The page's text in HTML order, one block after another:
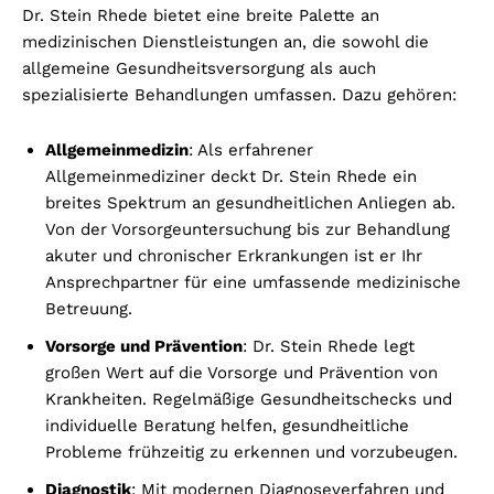
Dr. Stein Rhede bietet eine breite Palette an
medizinischen Dienstleistungen an, die sowohl die
allgemeine Gesundheitsversorgung als auch
spezialisierte Behandlungen umfassen. Dazu gehören:
Allgemeinmedizin: Als erfahrener
Allgemeinmediziner deckt Dr. Stein Rhede ein
breites Spektrum an gesundheitlichen Anliegen ab.
Von der Vorsorgeuntersuchung bis zur Behandlung
akuter und chronischer Erkrankungen ist er Ihr
Ansprechpartner für eine umfassende medizinische
Betreuung.
Vorsorge und Prävention: Dr. Stein Rhede legt
großen Wert auf die Vorsorge und Prävention von
Krankheiten. Regelmäßige Gesundheitschecks und
individuelle Beratung helfen, gesundheitliche
Probleme frühzeitig zu erkennen und vorzubeugen.
Diagnostik: Mit modernen Diagnoseverfahren und